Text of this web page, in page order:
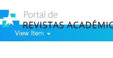
View Item